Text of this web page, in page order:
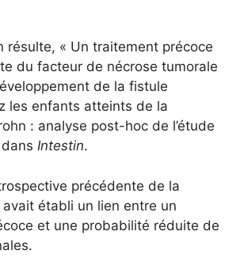
résulte, « Un traitement précoce
du facteur de nécrose tumorale
de la fistule
les enfants atteints de la
: analyse post-hoc de l’étude
Intestin.
précédente de la
établi un lien entre un
et une probabilité réduite de